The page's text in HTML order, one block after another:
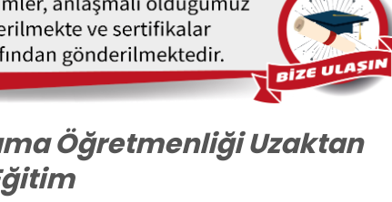
Öğretmenliği Uzaktan